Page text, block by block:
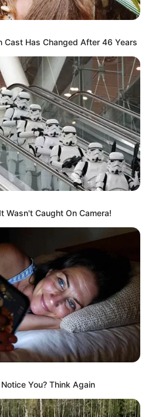
Cast Has Changed After 46 Years
Wasn't Caught On Camera!
You? Think Again